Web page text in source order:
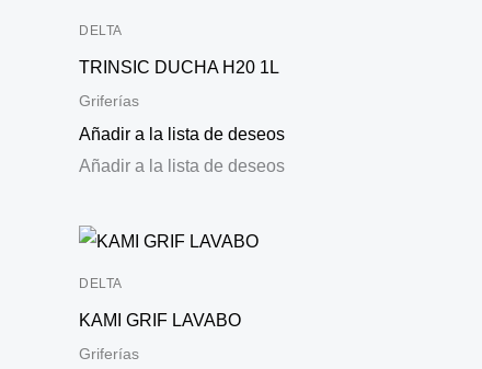
DELTA
TRINSIC DUCHA H20 1L
Griferías
Añadir a la lista de deseos
Añadir a la lista de deseos
DELTA
KAMI GRIF LAVABO
Griferías